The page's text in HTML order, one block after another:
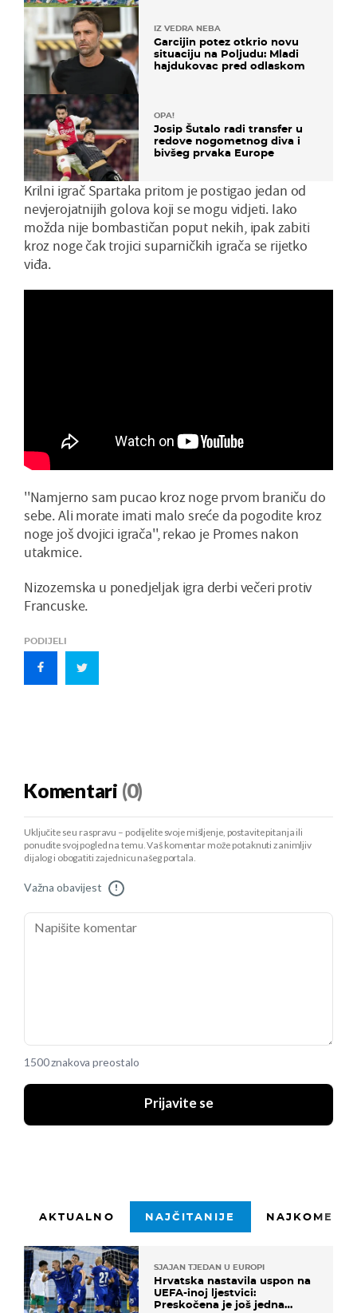
IZ VEDRA NEBA
Garcijin potez otkrio novu
situaciju na Poljudu: Mladi
hajdukovac pred odlaskom
OPA!
Josip Šutalo radi transfer u
redove nogometnog diva i
bivšeg prvaka Europe
Krilni igrač Spartaka pritom je postigao jedan od
nevjerojatnijih golova koji se mogu vidjeti. Iako
možda nije bombastičan poput nekih, ipak zabiti
kroz noge čak trojici suparničkih igrača se rijetko
viđa.
''Namjerno sam pucao kroz noge prvom braniču do
sebe. Ali morate imati malo sreće da pogodite kroz
noge još dvojici igrača'', rekao je Promes nakon
utakmice.
Nizozemska u ponedjeljak igra derbi večeri protiv
Francuske.
PODIJELI
Komentari (0)
Uključite se u raspravu – podijelite svoje mišljenje, postavite pitanja ili
ponudite svoj pogled na temu. Vaš komentar može potaknuti zanimljiv
dijalog i obogatiti zajednicu našeg portala.
Važna obavijest !
1500 znakova preostalo
Prijavite se
AKTUALNO NAJČITANIJE
SJAJAN TJEDAN U EUROPI
Hrvatska nastavila uspon na
UEFA-inoj ljestvici:
Preskočena je još jedna